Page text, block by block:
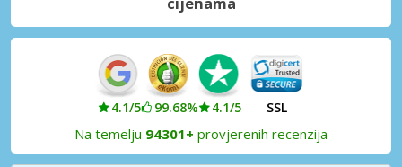
4.1/5 99.68% 4.1/5 SSL
Na temelju 94301+ provjerenih recenzija